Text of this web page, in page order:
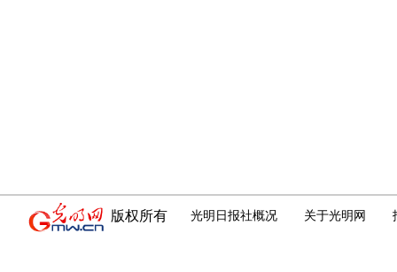
版权所有 光明日报社概况 关于光明网